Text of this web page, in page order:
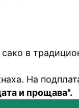
в
На
и прощава".